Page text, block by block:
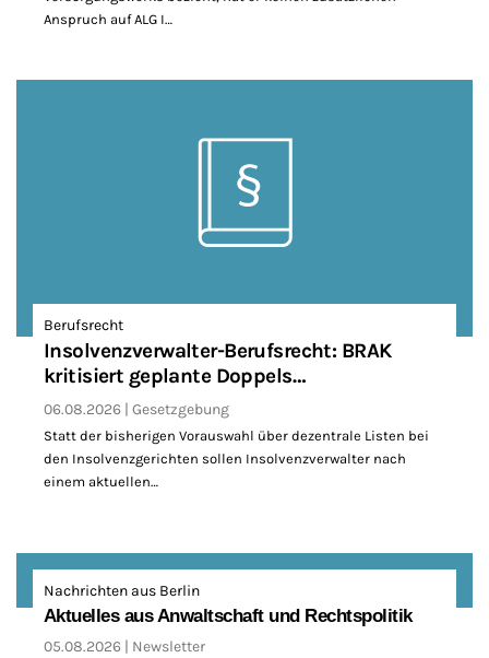
Anspruch auf ALG I…
Berufsrecht
Insolvenzverwalter-Berufsrecht: BRAK
kritisiert geplante Doppels…
06.08.2026 Gesetzgebung
Statt der bisherigen Vorauswahl über dezentrale Listen bei
den Insolvenzgerichten sollen Insolvenzverwalter nach
einem aktuellen…
Nachrichten aus Berlin
Aktuelles aus Anwaltschaft und Rechtspolitik
05.08.2026 Newsletter